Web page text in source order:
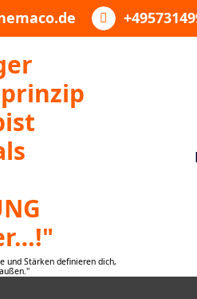
und Stärken definieren dich,